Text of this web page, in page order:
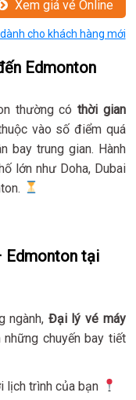
Xem giá vé Online
cho khách hàng mới
Edmonton
thường có thời gian
vào số điểm quá
bay trung gian. Hành
lớn như Doha, Dubai
Edmonton tại
ngành, Đại lý vé máy
chuyến bay tiết
lịch trình của bạn